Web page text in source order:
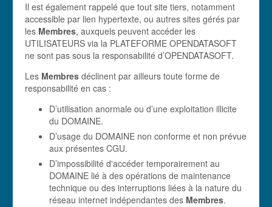
Il est également rappelé que tout site tiers, notamment
accessible par lien hypertexte, ou autres sites gérés par
les Membres, auxquels peuvent accéder les
UTILISATEURS via la PLATEFORME OPENDATASOFT
ne sont pas sous la responsabilité d’OPENDATASOFT.
Les Membres déclinent par ailleurs toute forme de
responsabilité en cas :
D’utilisation anormale ou d’une exploitation illicite
du DOMAINE.
D’usage du DOMAINE non conforme et non prévue
aux présentes CGU.
D’impossibilité d'accéder temporairement au
DOMAINE lié à des opérations de maintenance
technique ou des interruptions liées à la nature du
réseau internet indépendantes des Membres.